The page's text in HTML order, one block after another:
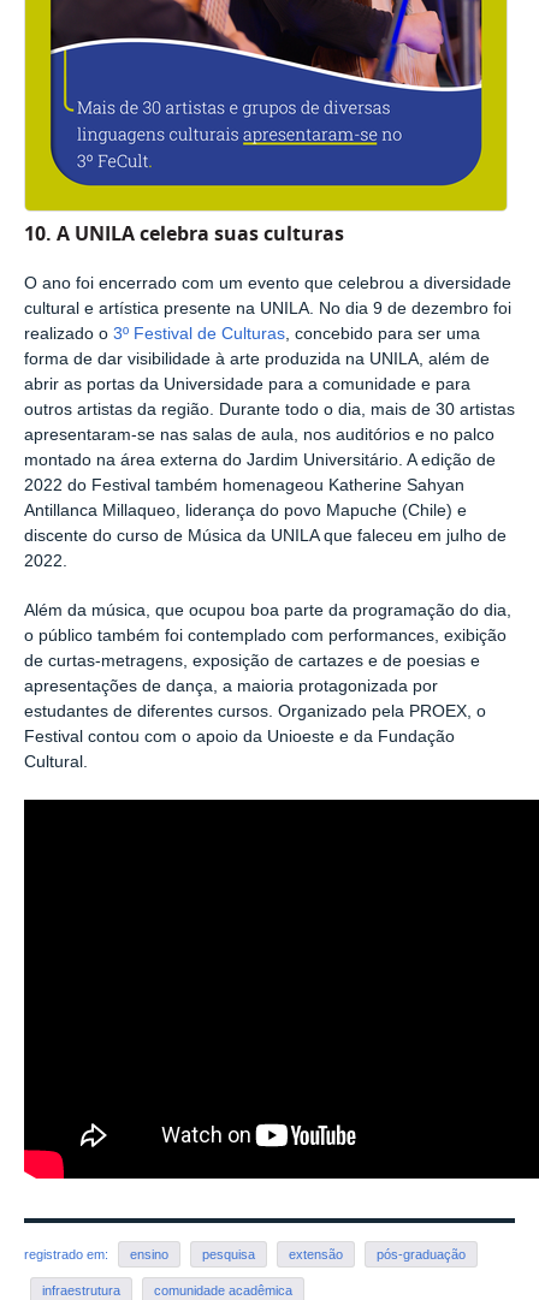
10. A UNILA celebra suas culturas
O ano foi encerrado com um evento que celebrou a diversidade
cultural e artística presente na UNILA. No dia 9 de dezembro foi
realizado o 3º Festival de Culturas , concebido para ser uma
forma de dar visibilidade à arte produzida na UNILA, além de
abrir as portas da Universidade para a comunidade e para
outros artistas da região. Durante todo o dia, mais de 30 artistas
apresentaram-se nas salas de aula, nos auditórios e no palco
montado na área externa do Jardim Universitário. A edição de
2022 do Festival também homenageou Katherine Sahyan
Antillanca Millaqueo, liderança do povo Mapuche (Chile) e
discente do curso de Música da UNILA que faleceu em julho de
2022.
Além da música, que ocupou boa parte da programação do dia,
o público também foi contemplado com performances, exibição
de curtas-metragens, exposição de cartazes e de poesias e
apresentações de dança, a maioria protagonizada por
estudantes de diferentes cursos. Organizado pela PROEX, o
Festival contou com o apoio da Unioeste e da Fundação
Cultural.
registrado em: ensino pesquisa extensão pós-graduação
infraestrutura comunidade acadêmica